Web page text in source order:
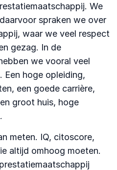
We
spraken we over
waar we veel respect
gezag. In de
we vooral veel
hoge opleiding,
een goede carrière,
groot huis, hoge
meten. IQ, citoscore,
altijd omhoog moeten.